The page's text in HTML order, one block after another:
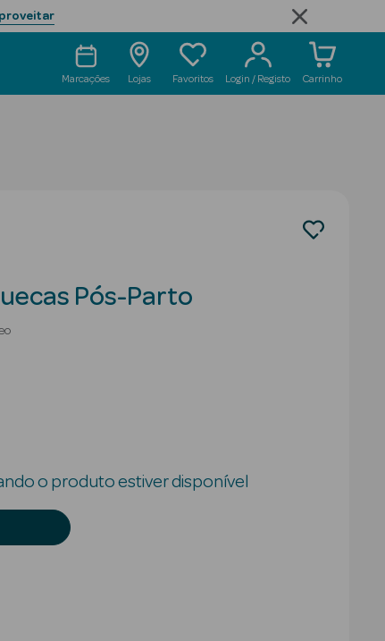
Marcações Lojas Favoritos Login / Registo Carrinho
Pós-Parto
o produto estiver disponível